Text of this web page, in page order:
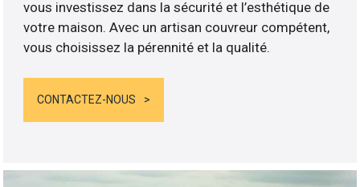
vous investissez dans la sécurité et l’esthétique de
votre maison. Avec un artisan couvreur compétent,
vous choisissez la pérennité et la qualité.
CONTACTEZ-NOUS